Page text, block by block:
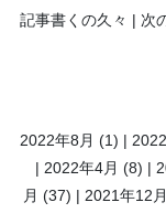
ー
ン
記事書くの久々 次
2022年8月 (1)
2022年4月 (8)
月 (37) 2021年12月